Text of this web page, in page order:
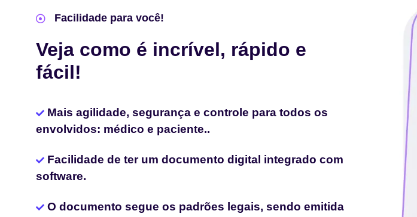
Facilidade para você!
Veja como é incrível, rápido e
fácil!
Mais agilidade, segurança e controle para todos os
envolvidos: médico e paciente..
Facilidade de ter um documento digital integrado com
software.
O documento segue os padrões legais, sendo emitida